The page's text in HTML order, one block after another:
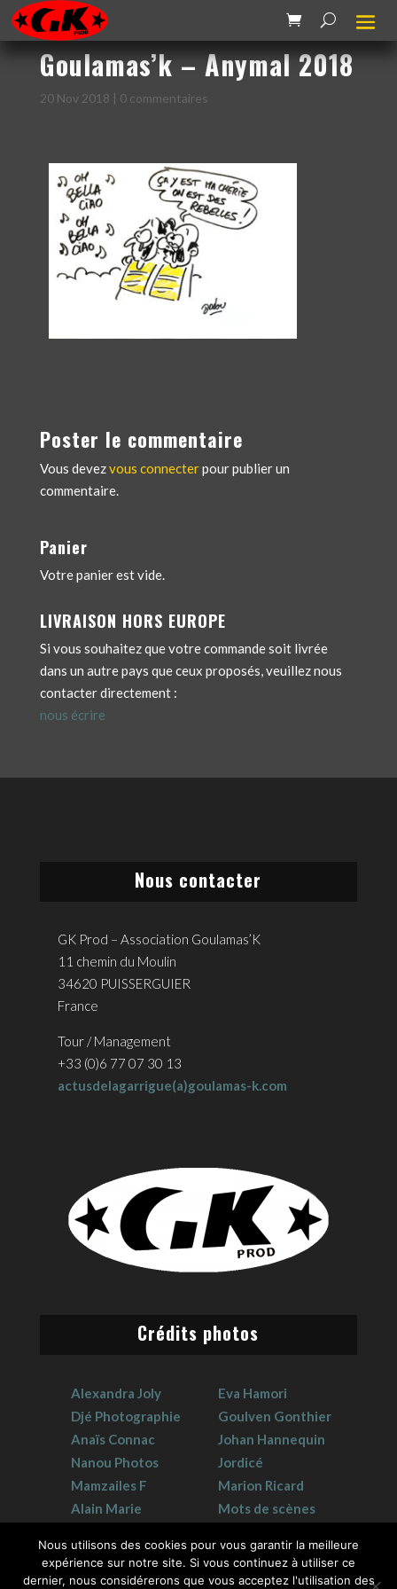
Goulamas’k – Anymal 2018
20 Nov 2018 | 0 commentaires
Poster le commentaire
Vous devezvous connecterpour publier un
commentaire.
Panier
Votre panier est vide.
LIVRAISON HORS EUROPE
Si vous souhaitez que votre commande soit livrée
dans un autre pays que ceux proposés, veuillez nous
contacter directement :
nous écrire
Nous contacter
GK Prod – Association Goulamas’K
11 chemin du Moulin
34620 PUISSERGUIER
France
Tour / Management
+33 (0)6 77 07 30 13
actusdelagarrigue(a)goulamas-k.com
Crédits photos
Alexandra Joly
Djé Photographie
Anaïs Connac
Nanou Photos
Mamzailes F
Alain Marie
Eva Hamori
Goulven Gonthier
Johan Hannequin
Jordicé
Marion Ricard
Mots de scènes
Nous utilisons des cookies pour vous garantir la meilleure
expérience sur notre site. Si vous continuez à utiliser ce
dernier, nous considérerons que vous acceptez l'utilisation des